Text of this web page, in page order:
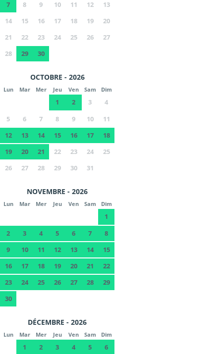
7 8 9 10 11 12
13
14
15 16 17 18 19
20
21
22 23 24 25 26
27
28
29 30
OCTOBRE - 2026
Lun Mar Mer Jeu Ven Sam Dim
1 2 3
4
5
6 7 8 9 10
11
12
13 14 15 16 17
18
19
20 21 22 23 24
25
26
27 28 29 30 31
NOVEMBRE - 2026
Lun Mar Mer Jeu Ven Sam Dim
1
2
3 4 5 6 7
8
9
10 11 12 13 14
15
16
17 18 19 20 21
22
23
24 25 26 27 28
29
30
DÉCEMBRE - 2026
Lun Mar Mer Jeu Ven Sam Dim
1 2 3 4 5
6